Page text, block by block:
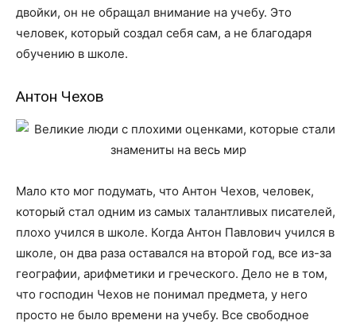
двойки, он не обращал внимание на учебу. Это
человек, который создал себя сам, а не благодаря
обучению в школе.
Антон Чехов
Мало кто мог подумать, что Антон Чехов, человек,
который стал одним из самых талантливых писателей,
плохо учился в школе. Когда Антон Павлович учился в
школе, он два раза оставался на второй год, все из-за
географии, арифметики и греческого. Дело не в том,
что господин Чехов не понимал предмета, у него
просто не было времени на учебу. Все свободное